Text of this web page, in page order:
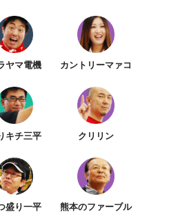
ヤマ電機 カントリーマァコ
キチ三平 クリリン
盛り一平 熊本のファーブル